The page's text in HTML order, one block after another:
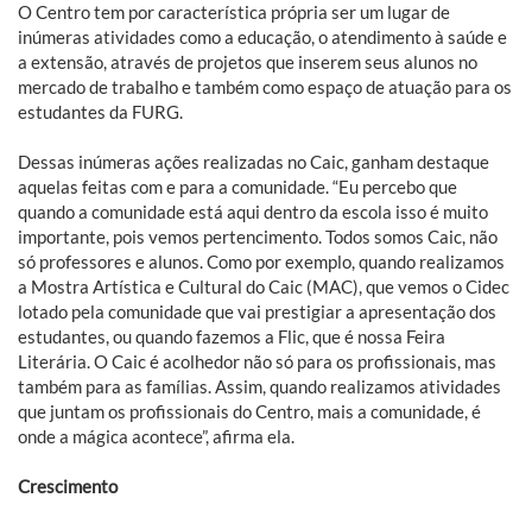
O Centro tem por característica própria ser um lugar de
inúmeras atividades como a educação, o atendimento à saúde e
a extensão, através de projetos que inserem seus alunos no
mercado de trabalho e também como espaço de atuação para os
estudantes da FURG.
Dessas inúmeras ações realizadas no Caic, ganham destaque
aquelas feitas com e para a comunidade. “Eu percebo que
quando a comunidade está aqui dentro da escola isso é muito
importante, pois vemos pertencimento. Todos somos Caic, não
só professores e alunos. Como por exemplo, quando realizamos
a Mostra Artística e Cultural do Caic (MAC), que vemos o Cidec
lotado pela comunidade que vai prestigiar a apresentação dos
estudantes, ou quando fazemos a Flic, que é nossa Feira
Literária. O Caic é acolhedor não só para os profissionais, mas
também para as famílias. Assim, quando realizamos atividades
que juntam os profissionais do Centro, mais a comunidade, é
onde a mágica acontece”, afirma ela.
Crescimento